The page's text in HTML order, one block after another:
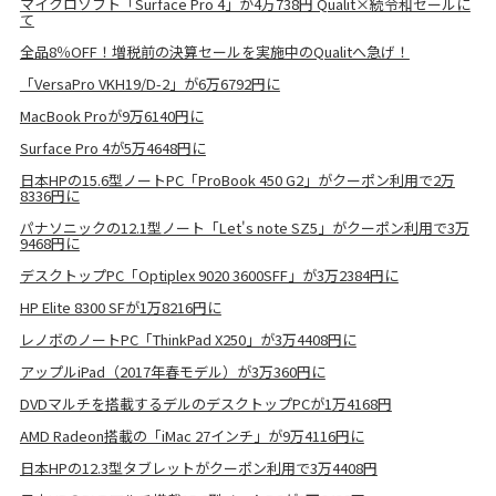
て
全品8％OFF！増税前の決算セールを実施中のQualitへ急げ！
「VersaPro VKH19/D-2」が6万6792円に
MacBook Proが9万6140円に
Surface Pro 4が5万4648円に
日本HPの15.6型ノートPC「ProBook 450 G2」がクーポン利用で2万
8336円に
パナソニックの12.1型ノート「Let's note SZ5」がクーポン利用で3万
9468円に
デスクトップPC「Optiplex 9020 3600SFF」が3万2384円に
HP Elite 8300 SFが1万8216円に
レノボのノートPC「ThinkPad X250」が3万4408円に
アップルiPad（2017年春モデル）が3万360円に
DVDマルチを搭載するデルのデスクトップPCが1万4168円
AMD Radeon搭載の「iMac 27インチ」が9万4116円に
日本HPの12.3型タブレットがクーポン利用で3万4408円